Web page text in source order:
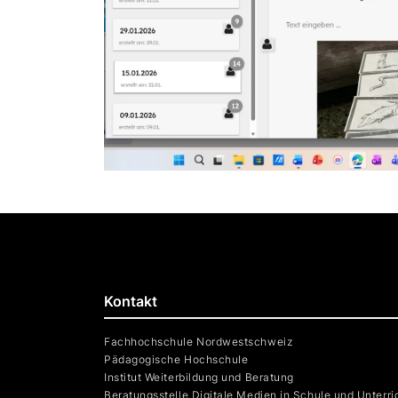
Kontakt
Fachhochschule Nordwestschweiz
Pädagogische Hochschule
Institut Weiterbildung und Beratung
Beratungsstelle Digitale Medien in Schule und